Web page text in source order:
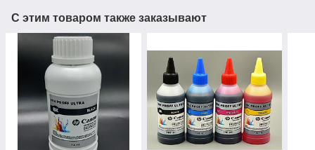
С этим товаром также заказывают